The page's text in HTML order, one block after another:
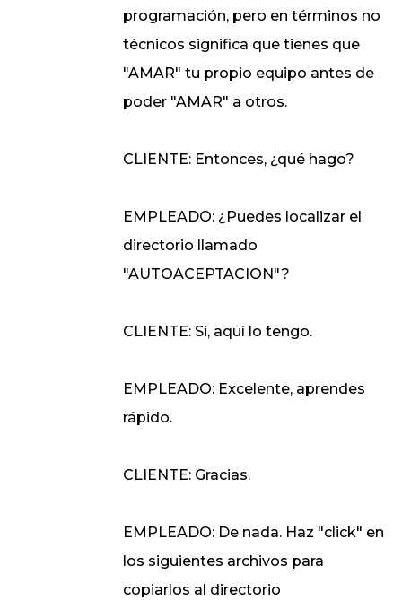
programación, pero en términos no
técnicos significa que tienes que
"AMAR" tu propio equipo antes de
poder "AMAR" a otros.
CLIENTE: Entonces, ¿qué hago?
EMPLEADO: ¿Puedes localizar el
directorio llamado
"AUTOACEPTACION"?
CLIENTE: Si, aquí lo tengo.
EMPLEADO: Excelente, aprendes
rápido.
CLIENTE: Gracias.
EMPLEADO: De nada. Haz "click" en
los siguientes archivos para
copiarlos al directorio